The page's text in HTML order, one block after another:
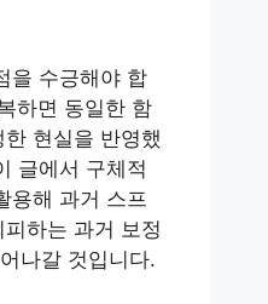
을 수긍해야 합
하면 동일한 함
현실을 반영했
글에서 구체적
용해 과거 스프
하는 과거 보정
나갈 것입니다.